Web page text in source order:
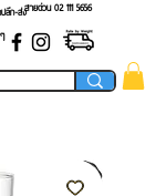
สายด่วน 02 ​111 5656
ปลีก-ส่ง